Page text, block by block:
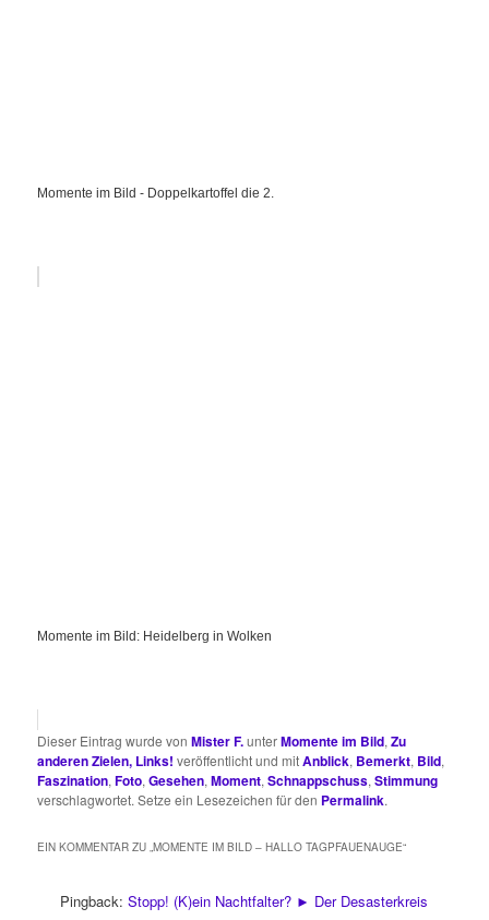
Momente im Bild - Doppelkartoffel die 2.
Momente im Bild: Heidelberg in Wolken
Dieser Eintrag wurde vonMister F.unterMomente im Bild,Zu
anderen Zielen, Links! veröffentlicht und mitAnblick, Bemerkt, Bild,
Faszination,Foto,Gesehen,Moment,Schnappschuss,Stimmung
verschlagwortet. Setze ein Lesezeichen für den Permalink.
EIN KOMMENTAR ZU „MOMENTE IM BILD – HALLO TAGPFAUENAUGE“
Pingback:Stopp! (K)ein Nachtfalter? ► Der Desasterkreis